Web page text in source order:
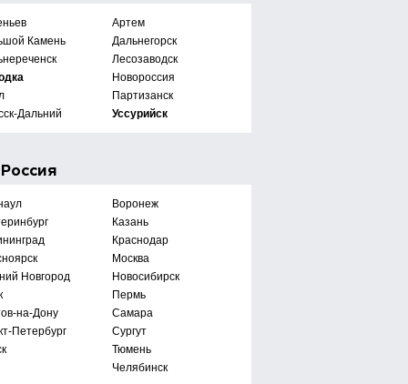
Артем
Камень
Дальнегорск
Лесозаводск
Новороссия
Партизанск
Дальний
Уссурийск
Россия
Воронеж
Казань
Краснодар
Москва
Новгород
Новосибирск
Пермь
на-Дону
Самара
Петербург
Сургут
Тюмень
Челябинск